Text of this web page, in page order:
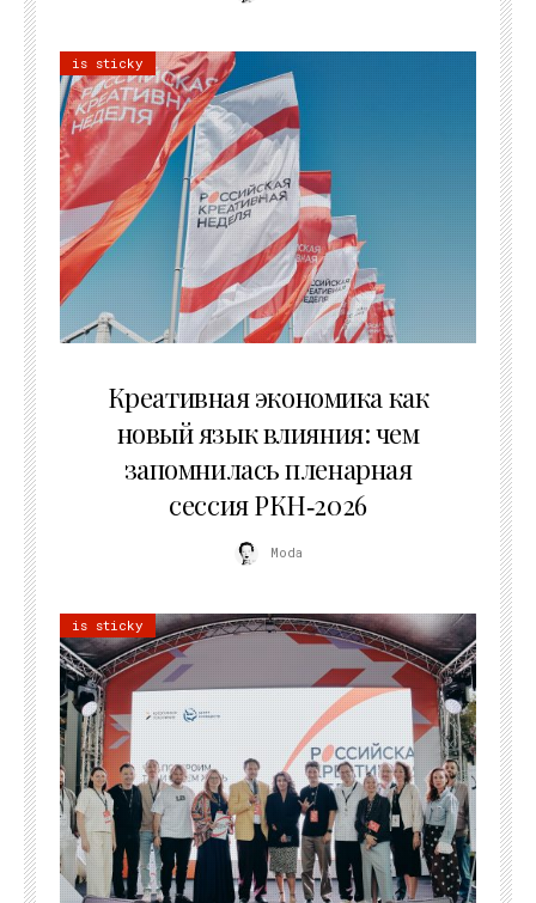
is sticky
Креативная экономика как
новый язык влияния: чем
запомнилась пленарная
сессия РКН‑2026
Moda
is sticky